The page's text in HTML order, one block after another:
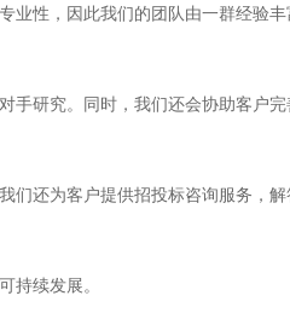
性，因此我们的团队由一群经验
手研究。同时，我们还会协助客户
们还为客户提供招投标咨询服务，
持续发展。